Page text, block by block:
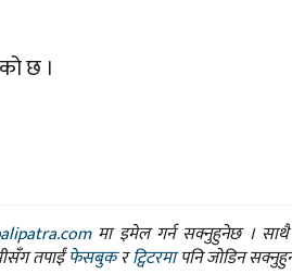
छ ।
मा इमेल गर्न सक्नुहुनेछ ।
तपाईंफेसबुकरट्विटरमापनि जोडिन